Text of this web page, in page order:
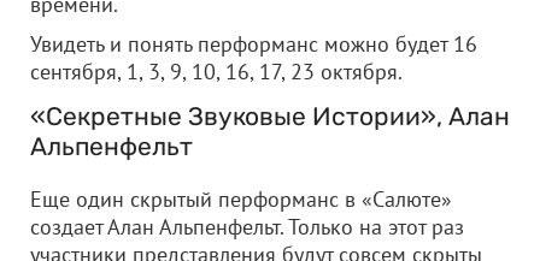
Увидеть и понять перформанс можно будет 16
сентября, 1, 3, 9, 10, 16, 17, 23 октября.
«Секретные Звуковые Истории», Алан
Альпенфельт
Еще один скрытый перформанс в «Салюте»
создает Алан Альпенфельт. Только на этот раз
участники представления будут совсем скрыты